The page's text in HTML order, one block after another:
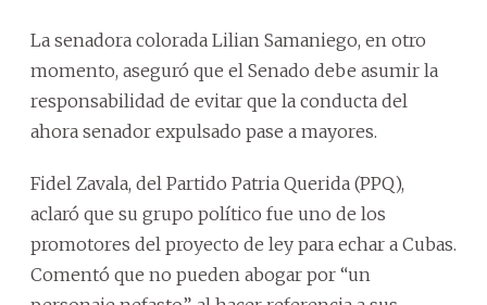
La senadora colorada Lilian Samaniego, en otro
momento, aseguró que el Senado debe asumir la
responsabilidad de evitar que la conducta del
ahora senador expulsado pase a mayores.
Fidel Zavala, del Partido Patria Querida (PPQ),
aclaró que su grupo político fue uno de los
promotores del proyecto de ley para echar a Cubas.
Comentó que no pueden abogar por “un